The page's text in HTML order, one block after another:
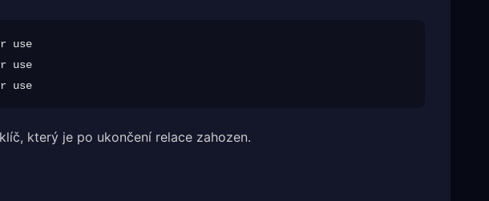
use
use
který je po ukončení relace zahozen.